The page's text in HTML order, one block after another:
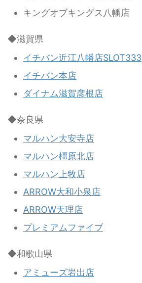
キングオブキングス八幡店
◆滋賀県
イチバン近江八幡店SLOT333
イチバン本店
ダイナム滋賀彦根店
◆奈良県
マルハン大安寺店
マルハン橿原北店
マルハン上牧店
ARROW大和小泉店
ARROW天理店
プレミアムファイブ
◆和歌山県
アミューズ岩出店